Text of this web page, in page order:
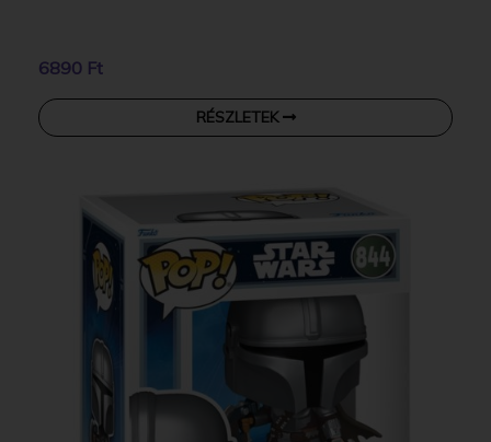
6890 Ft
RÉSZLETEK